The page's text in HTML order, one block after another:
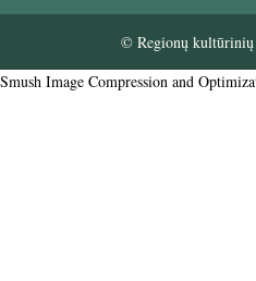
© Regionų
Smush Image Compression and